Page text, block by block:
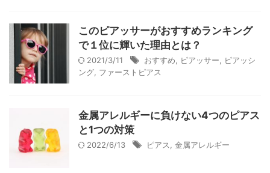
このピアッサーがおすすめランキング
で１位に輝いた理由とは？
2021/3/11 おすすめ ピアッサー
ピアッシ
ング ファーストピアス
金属アレルギーに負けない4つのピアス
と1つの対策
2022/6/13 ピアス 金属アレルギー